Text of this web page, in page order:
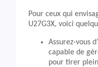
Pour ceux qui
U27G3X, voici
Assurez-vous
capable de
pour tirer